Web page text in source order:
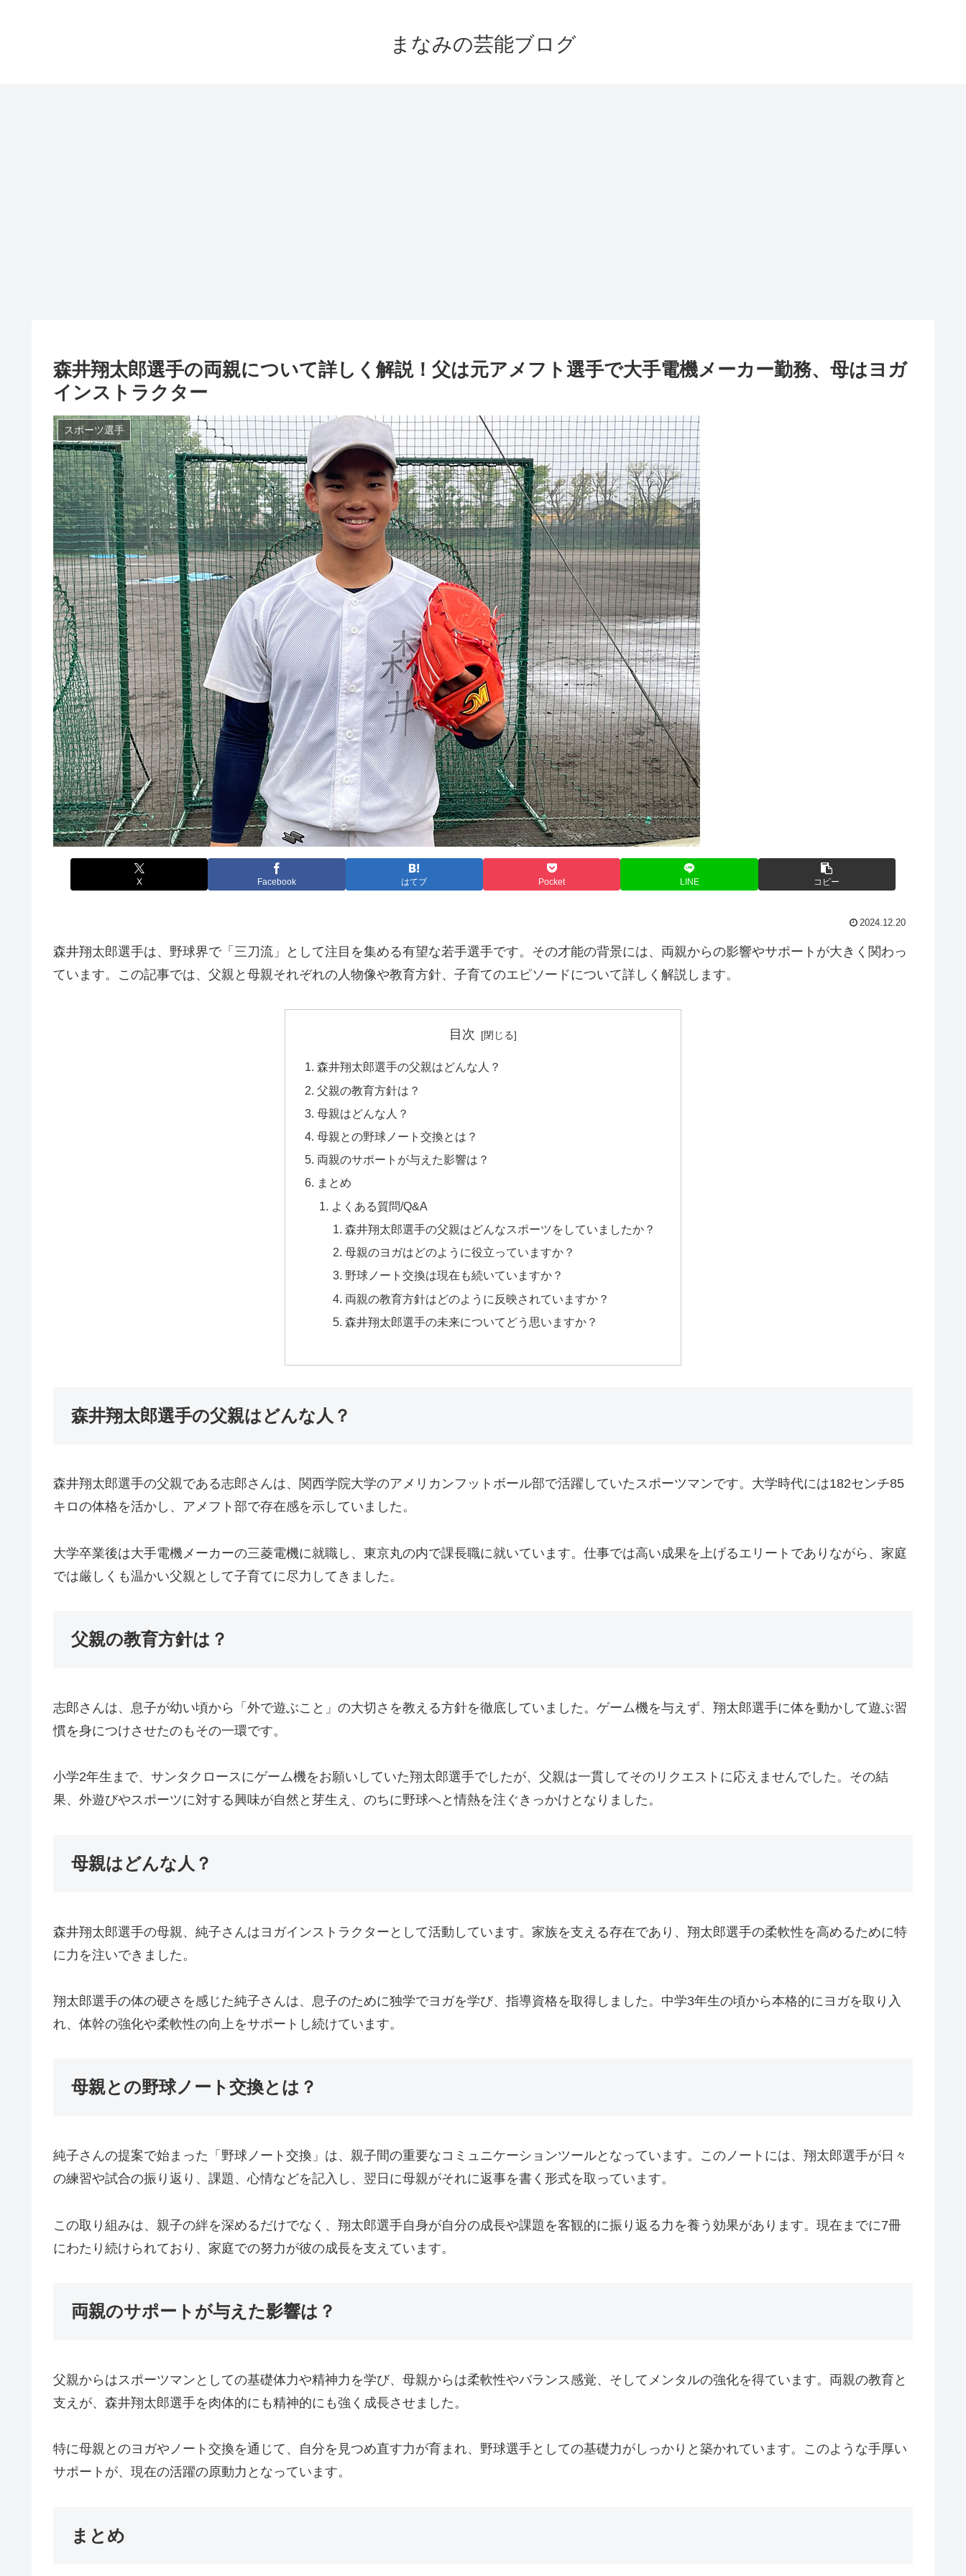
まなみの芸能ブログ
森井翔太郎選手の両親について詳しく解説！父は元アメフト選手で大手電機メーカー勤務、母はヨガ
インストラクター
スポーツ選手
X Facebook はてブ Pocket LINE コピー
2024.12.20
森井翔太郎選手は、野球界で「三刀流」として注目を集める有望な若手選手です。その才能の背景には、両親からの影響やサポートが大きく関わっ
ています。この記事では、父親と母親それぞれの人物像や教育方針、子育てのエピソードについて詳しく解説します。
目次
森井翔太郎選手の父親はどんな人？
父親の教育方針は？
母親はどんな人？
母親との野球ノート交換とは？
両親のサポートが与えた影響は？
まとめ
よくある質問/Q&A
森井翔太郎選手の父親はどんなスポーツをしていましたか？
母親のヨガはどのように役立っていますか？
野球ノート交換は現在も続いていますか？
両親の教育方針はどのように反映されていますか？
森井翔太郎選手の未来についてどう思いますか？
森井翔太郎選手の父親はどんな人？
森井翔太郎選手の父親である志郎さんは、関西学院大学のアメリカンフットボール部で活躍していたスポーツマンです。大学時代には182センチ85
キロの体格を活かし、アメフト部で存在感を示していました。
大学卒業後は大手電機メーカーの三菱電機に就職し、東京丸の内で課長職に就いています。仕事では高い成果を上げるエリートでありながら、家庭
では厳しくも温かい父親として子育てに尽力してきました。
父親の教育方針は？
志郎さんは、息子が幼い頃から「外で遊ぶこと」の大切さを教える方針を徹底していました。ゲーム機を与えず、翔太郎選手に体を動かして遊ぶ習
慣を身につけさせたのもその一環です。
小学2年生まで、サンタクロースにゲーム機をお願いしていた翔太郎選手でしたが、父親は一貫してそのリクエストに応えませんでした。その結
果、外遊びやスポーツに対する興味が自然と芽生え、のちに野球へと情熱を注ぐきっかけとなりました。
母親はどんな人？
森井翔太郎選手の母親、純子さんはヨガインストラクターとして活動しています。家族を支える存在であり、翔太郎選手の柔軟性を高めるために特
に力を注いできました。
翔太郎選手の体の硬さを感じた純子さんは、息子のために独学でヨガを学び、指導資格を取得しました。中学3年生の頃から本格的にヨガを取り入
れ、体幹の強化や柔軟性の向上をサポートし続けています。
母親との野球ノート交換とは？
純子さんの提案で始まった「野球ノート交換」は、親子間の重要なコミュニケーションツールとなっています。このノートには、翔太郎選手が日々
の練習や試合の振り返り、課題、心情などを記入し、翌日に母親がそれに返事を書く形式を取っています。
この取り組みは、親子の絆を深めるだけでなく、翔太郎選手自身が自分の成長や課題を客観的に振り返る力を養う効果があります。現在までに7冊
にわたり続けられており、家庭での努力が彼の成長を支えています。
両親のサポートが与えた影響は？
父親からはスポーツマンとしての基礎体力や精神力を学び、母親からは柔軟性やバランス感覚、そしてメンタルの強化を得ています。両親の教育と
支えが、森井翔太郎選手を肉体的にも精神的にも強く成長させました。
特に母親とのヨガやノート交換を通じて、自分を見つめ直す力が育まれ、野球選手としての基礎力がしっかりと築かれています。このような手厚い
サポートが、現在の活躍の原動力となっています。
まとめ